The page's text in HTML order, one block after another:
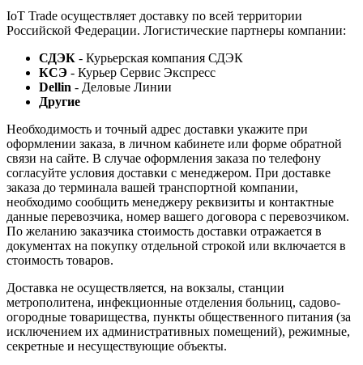
IoT Trade осуществляет доставку по всей территории
Российской Федерации. Логистические партнеры компании:
СДЭК - Курьерская компания СДЭК
КСЭ - Курьер Сервис Экспресс
Dellin - Деловые Линии
Другие
Необходимость и точный адрес доставки укажите при
оформлении заказа, в личном кабинете или форме обратной
связи на сайте. В случае оформления заказа по телефону
согласуйте условия доставки с менеджером. При доставке
заказа до терминала вашей транспортной компании,
необходимо сообщить менеджеру реквизиты и контактные
данные перевозчика, номер вашего договора с перевозчиком.
По желанию заказчика стоимость доставки отражается в
документах на покупку отдельной строкой или включается в
стоимость товаров.
Доставка не осуществляется, на вокзалы, станции
метрополитена, инфекционные отделения больниц, садово-
огородные товарищества, пункты общественного питания (за
исключением их административных помещений), режимные,
секретные и несуществующие объекты.